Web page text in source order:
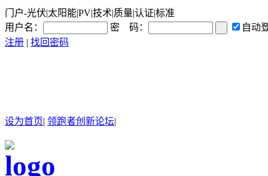
门户-光伏|太阳能|PV|技术|质量|认证|标准
用户名：
密 码：
自动
注册 | 找回密码
设为首页| 领跑者创新论坛|